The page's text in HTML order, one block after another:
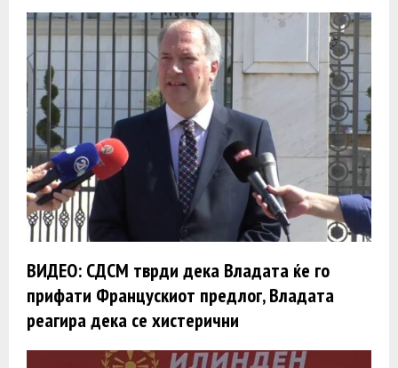
ВИДЕО: СДСМ тврди дека Владата ќе го
прифати Францускиот предлог, Владата
реагира дека се хистерични